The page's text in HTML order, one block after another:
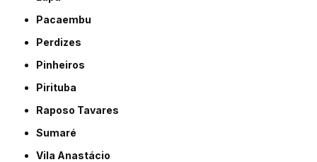
Pacaembu
Perdizes
Pinheiros
Pirituba
Raposo Tavares
Sumaré
Vila Anastácio